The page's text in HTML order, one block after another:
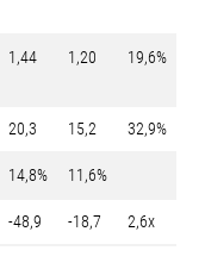
1,44 1,20 19,6%
20,3 15,2 32,9%
14,8% 11,6%
-48,9 -18,7 2,6x